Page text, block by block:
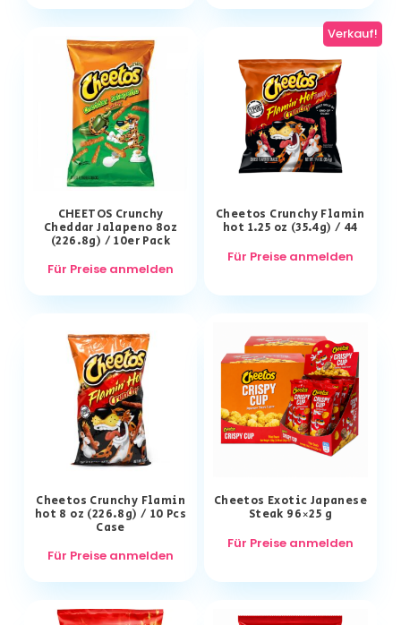
CHEETOS Crunchy
Cheddar Jalapeno 8oz
(226.8g) / 10er Pack
Für Preise anmelden
Verkauf!
Cheetos Crunchy Flamin
hot 1.25 oz (35.4g) / 44
Für Preise anmelden
Cheetos Crunchy Flamin
hot 8 oz (226.8g) / 10 Pcs
Case
Für Preise anmelden
Cheetos Exotic Japanese
Steak 96×25 g
Für Preise anmelden